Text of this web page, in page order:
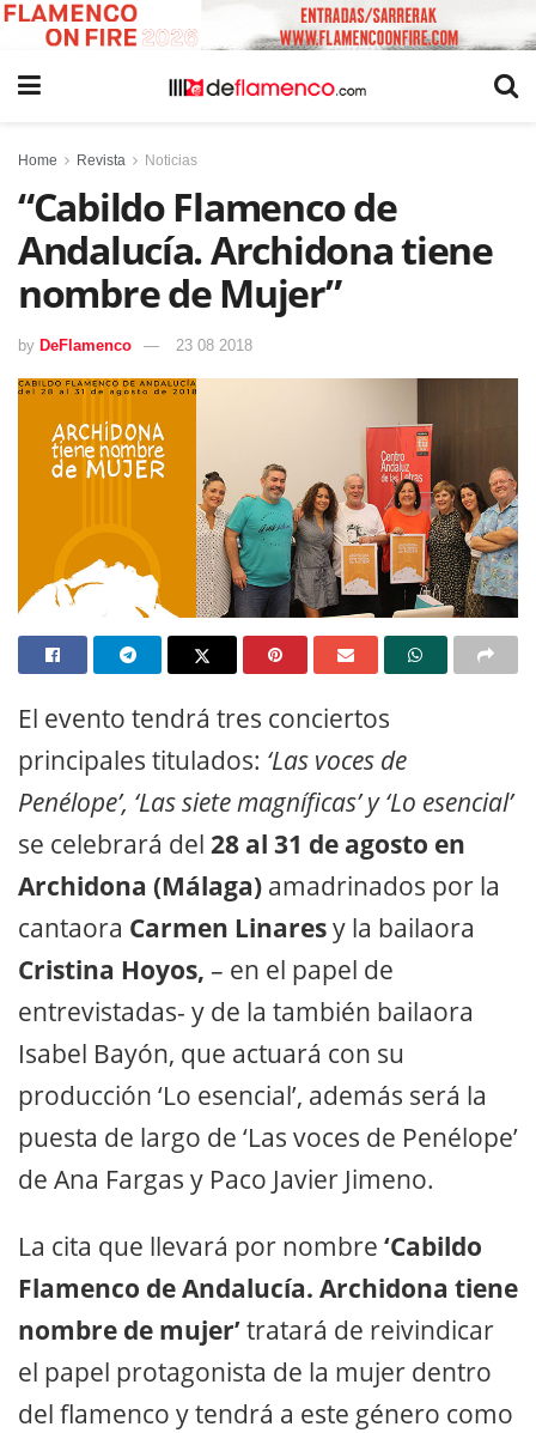
Home Revista Noticias
“Cabildo Flamenco de
Andalucía. Archidona tiene
nombre de Mujer”
by DeFlamenco 23 08 2018
El evento tendrá tres conciertos
principales titulados: ‘Las voces de
Penélope’, ‘Las siete magníficas’ y ‘Lo esencial’
se celebrará del 28 al 31 de agosto en
Archidona (Málaga) amadrinados por la
cantaora Carmen Linaresy la bailaora
Cristina Hoyos, – en el papel de
entrevistadas- y de la también bailaora
Isabel Bayón, que actuará con su
producción ‘Lo esencial’, además será la
puesta de largo de ‘Las voces de Penélope’
de Ana Fargas y Paco Javier Jimeno.
La cita que llevará por nombre ‘Cabildo
Flamenco de Andalucía. Archidona tiene
nombre de mujer’tratará de reivindicar
el papel protagonista de la mujer dentro
del flamenco y tendrá a este género como